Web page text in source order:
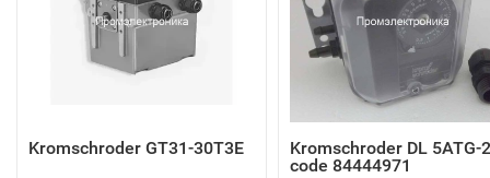
Kromschroder GT31-30T3E
Kromschroder DL 5ATG-
code 84444971